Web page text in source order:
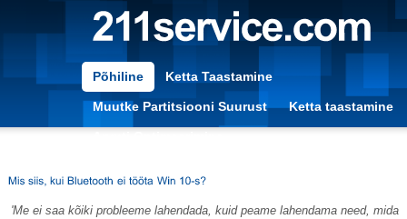
Põhiline Ketta Taastamine
Muutke Partitsiooni Suurust Ketta taastamine
'Me ei saa kõiki probleeme lahendada, kuid peame lahendama need, mida